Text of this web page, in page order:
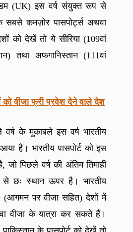
(UK) इस वर्ष संयुक्त रूप से
कमज़ोर पासपोर्ट्स अथवा
को देखें तो ये सीरिया (109वां
तथा अफगानिस्तान (111वां
को वीजा फ्री प्रवेश देने वाले देश
के मुकाबले इस वर्ष भारतीय
है। भारतीय पासपोर्ट को इस
जो पिछले वर्ष की अंतिम तिमाही
से छः स्थान ऊपर है। भारतीय
(आगमन पर वीजा सहित) देशों में
वीजा के यात्रा कर सकते हैं।